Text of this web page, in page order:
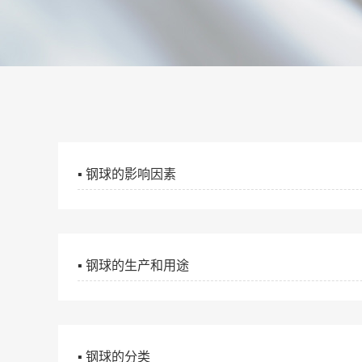
▪ 钢球的影响因素
▪ 钢球的生产和用途
▪ 钢球的分类